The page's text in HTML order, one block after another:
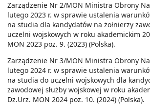
Zarządzenie Nr 2/MON Ministra Obrony
lutego 2023 r. w sprawie ustalenia
na studia dla kandydatów na żołnierzy
uczelni wojskowych w roku akademickim
MON 2023 poz. 9. (2023) (Polska).
Zarządzenie Nr 3/MON Ministra Obrony
lutego 2024 r. w sprawie ustalenia
na studia do uczelni wojskowych dla
zawodowej służby wojskowej w roku
Dz.Urz. MON 2024 poz. 10. (2024) (Polska).